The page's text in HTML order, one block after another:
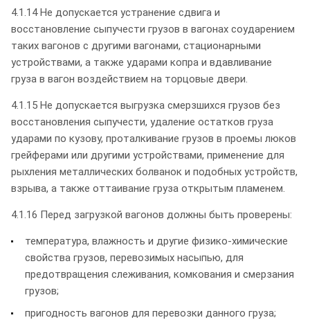
4.1.14 Не допускается устранение сдвига и
восстановление сыпучести грузов в вагонах соударением
таких вагонов с другими вагонами, стационарными
устройствами, а также ударами копра и вдавливание
груза в вагон воздействием на торцовые двери.
4.1.15 Не допускается выгрузка смерзшихся грузов без
восстановления сыпучести, удаление остатков груза
ударами по кузову, проталкивание грузов в проемы люков
грейферами или другими устройствами, применение для
рыхления металлических болванок и подобных устройств,
взрыва, а также оттаивание груза открытым пламенем.
4.1.16 Перед загрузкой вагонов должны быть проверены:
температура, влажность и другие физико-химические
свойства грузов, перевозимых насыпью, для
предотвращения слеживания, комкования и смерзания
грузов;
пригодность вагонов для перевозки данного груза;